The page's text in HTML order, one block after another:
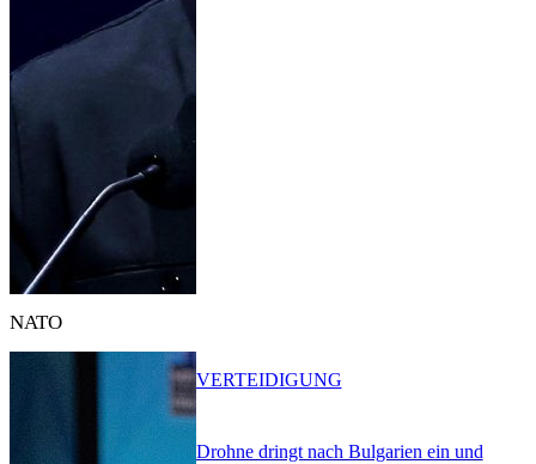
NATO
Drohne dringt nach Bulgarien ein und
VERTEIDIGUNG